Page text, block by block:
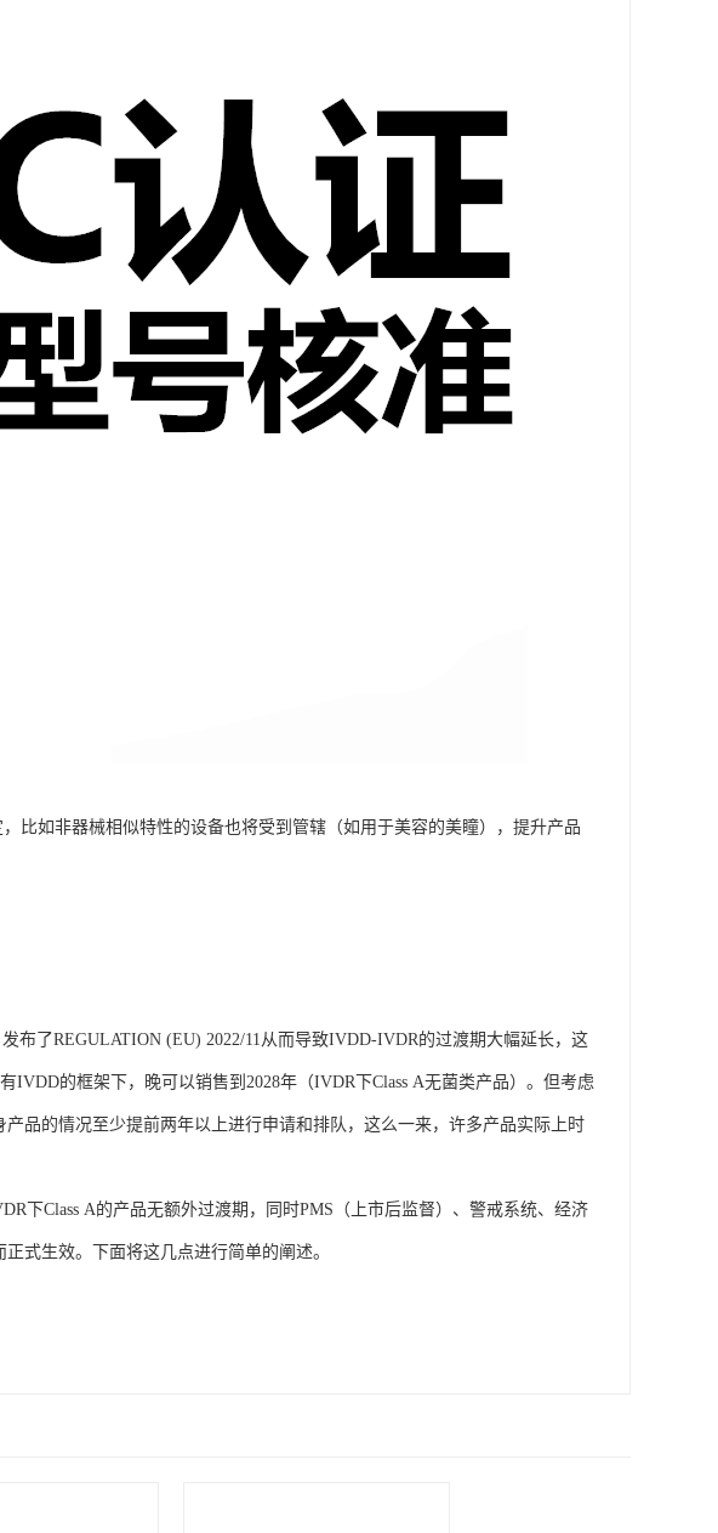
比如非器械相似特性的设备也将受到管辖（如用于美容的美瞳），提升产品
布了REGULATION (EU) 2022/11从而导致IVDD-IVDR的过渡期大幅延长，这
的框架下，晚可以销售到2028年（IVDR下Class A无菌类产品）。但考虑
品的情况至少提前两年以上进行申请和排队，这么一来，许多产品实际上时
下Class A的产品无额外过渡期，同时PMS（上市后监督）、警戒系统、经济
式生效。下面将这几点进行简单的阐述。